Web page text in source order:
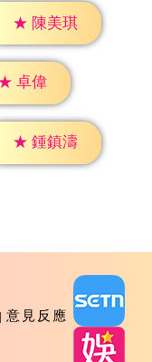
★ 陳美琪
卓偉
★ 鍾鎮濤
意見反應